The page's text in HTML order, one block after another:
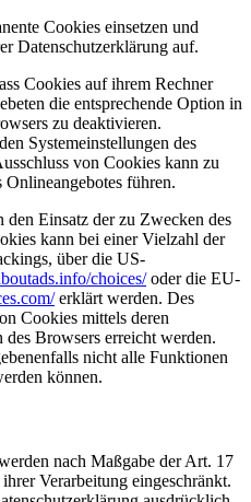
Cookies einsetzen und
Datenschutzerklärung auf.
Cookies auf ihrem Rechner
die entsprechende Option in
zu deaktivieren.
Systemeinstellungen des
von Cookies kann zu
führen.
den Einsatz der zu Zwecken des
kann bei einer Vielzahl der
über die US-
choices/oder die EU-
erklärt werden. Des
Cookies mittels deren
Browsers erreicht werden.
nicht alle Funktionen
können.
nach Maßgabe der Art. 17
Verarbeitung eingeschränkt.